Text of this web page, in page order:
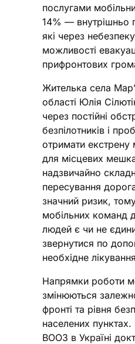
послугами
14% — внутрішньо
які через
можливості
прифронтових
Жителька села
області Юлія
через постійні
безпілотників і
отримати
для місцевих
надзвичайно
пересування
значний ризик,
мобільних команд
людей є чи не
звернутися по
необхідне
Напрямки роботи
змінюються
фронті та рівня
населених
ВООЗ в Україні